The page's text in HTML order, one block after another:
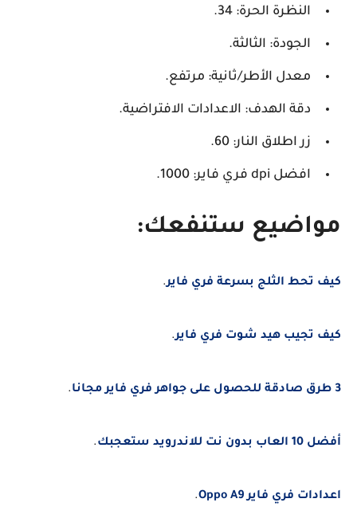
النظرة الحرة: 34.
الجودة: الثالثة.
معدل الأطر/ثانية: مرتفع.
دقة الهدف: الاعدادات الافتراضية.
زر اطلاق النار: 60.
افضل dpi فري فاير: 1000.
مواضيع ستنفعك:
كيف تحط الثلج بسرعة فري فاير.
كيف تجيب هيد شوت فري فاير.
3 طرق صادقة للحصول على جواهر فري فاير مجانا .
أفضل 10 العاب بدون نت للاندرويد ستعجبك .
اعدادات فري فاير Oppo A9 .